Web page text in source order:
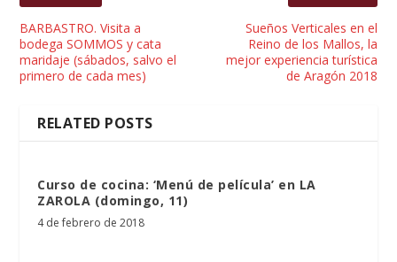
BARBASTRO. Visita a
bodega SOMMOS y cata
maridaje (sábados, salvo el
primero de cada mes)
Sueños Verticales en el
Reino de los Mallos, la
mejor experiencia turística
de Aragón 2018
RELATED POSTS
Curso de cocina: ‘Menú de película’ en LA
ZAROLA (domingo, 11)
4 de febrero de 2018